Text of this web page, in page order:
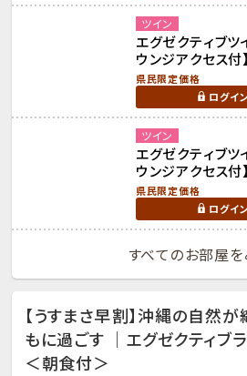
ツイン
エグゼクティブツ
ウンジアクセス付】
県民限定価格
ログイ
ツイン
エグゼクティブツ
ウンジアクセス付】
県民限定価格
ログイ
すべてのお部屋を
【うすまさ早割】沖縄の自然
もに過ごす ｜エグゼクティブ
＜朝食付＞